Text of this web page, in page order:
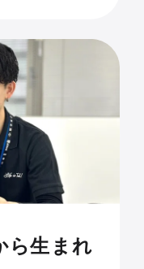
ら生まれ